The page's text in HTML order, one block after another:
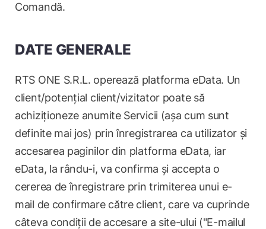
Comandă.
DATE GENERALE
RTS ONE S.R.L. operează platforma eData. Un
client/potențial client/vizitator poate să
achiziționeze anumite Servicii (așa cum sunt
definite mai jos) prin înregistrarea ca utilizator și
accesarea paginilor din platforma eData, iar
eData, la rându-i, va confirma și accepta o
cererea de înregistrare prin trimiterea unui e-
mail de confirmare către client, care va cuprinde
câteva condiții de accesare a site-ului ("E-mailul